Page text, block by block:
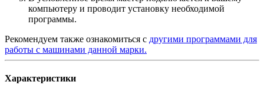
компьютеру и проводит установку необходимой
программы.
Рекомендуем также ознакомиться с другими программами для
работы с машинами данной марки.
Характеристики